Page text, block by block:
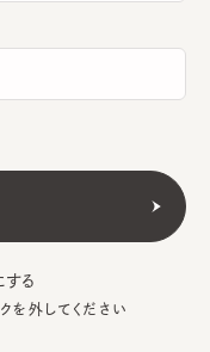
する
を外してください